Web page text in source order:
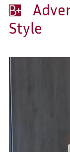
Style